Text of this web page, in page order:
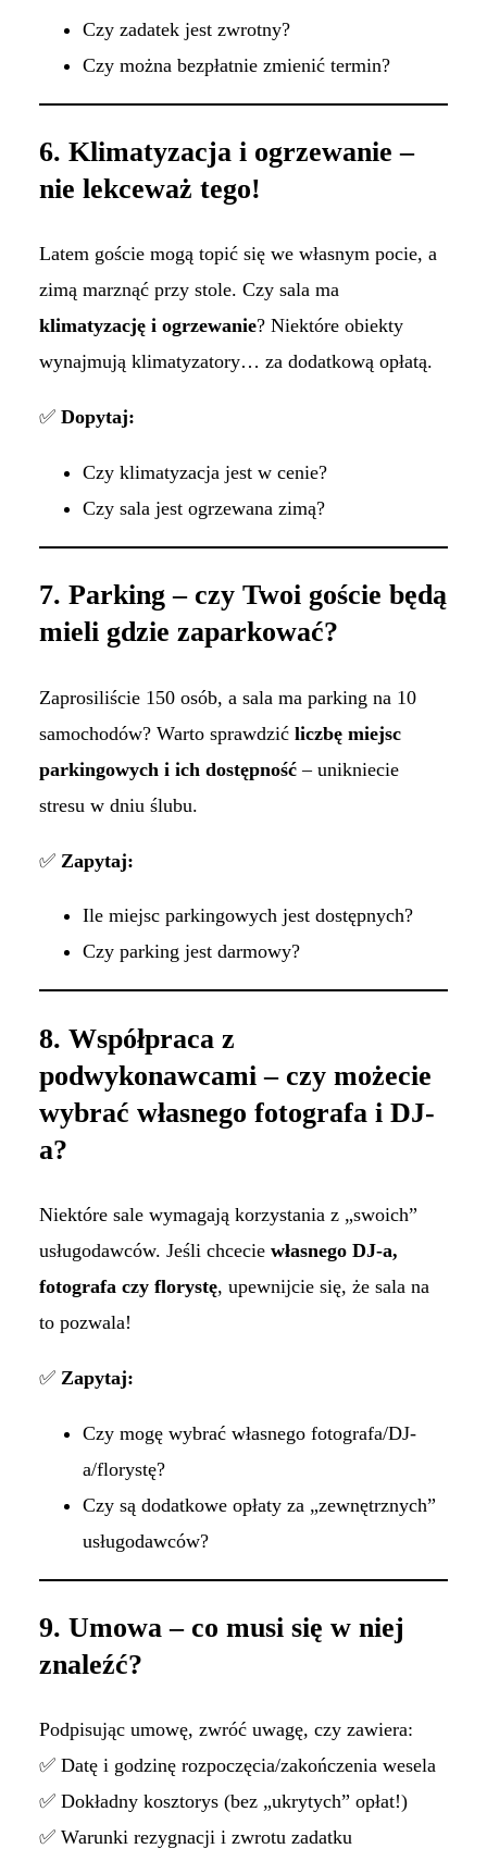
Czy zadatek jest zwrotny?
Czy można bezpłatnie zmienić termin?
6. Klimatyzacja i ogrzewanie –
nie lekceważ tego!
Latem goście mogą topić się we własnym pocie, a
zimą marznąć przy stole. Czy sala ma
klimatyzację i ogrzewanie? Niektóre obiekty
wynajmują klimatyzatory… za dodatkową opłatą.
✅ Dopytaj:
Czy klimatyzacja jest w cenie?
Czy sala jest ogrzewana zimą?
7. Parking – czy Twoi goście będą
mieli gdzie zaparkować?
Zaprosiliście 150 osób, a sala ma parking na 10
samochodów? Warto sprawdzić liczbę miejsc
parkingowych i ich dostępność– unikniecie
stresu w dniu ślubu.
✅ Zapytaj:
Ile miejsc parkingowych jest dostępnych?
Czy parking jest darmowy?
8. Współpraca z
podwykonawcami – czy możecie
wybrać własnego fotografa i DJ-
a?
Niektóre sale wymagają korzystania z „swoich”
usługodawców. Jeśli chcecie własnego DJ-a,
fotografa czy florystę, upewnijcie się, że sala na
to pozwala!
✅ Zapytaj:
Czy mogę wybrać własnego fotografa/DJ-
a/florystę?
Czy są dodatkowe opłaty za „zewnętrznych”
usługodawców?
9. Umowa – co musi się w niej
znaleźć?
Podpisując umowę, zwróć uwagę, czy zawiera:
✅ Datę i godzinę rozpoczęcia/zakończenia wesela
✅ Dokładny kosztorys (bez „ukrytych” opłat!)
✅ Warunki rezygnacji i zwrotu zadatku